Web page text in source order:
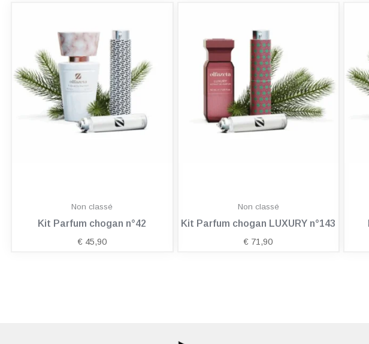
Non classé
Kit Parfum chogan n°42
€ 45,90
Non classé
Kit Parfum chogan LUXURY n°143
€ 71,90